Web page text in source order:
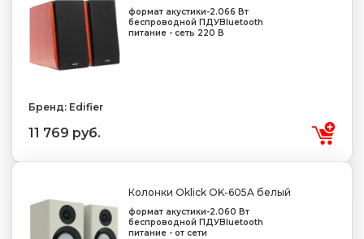
формат акустики-2.066 Вт
беспроводной ПДУBluetooth
питание - сеть 220 В
Бренд: Edifier
11 769 руб.
Колонки Oklick OK-605A белый
формат акустики-2.060 Вт
беспроводной ПДУBluetooth
питание - от сети